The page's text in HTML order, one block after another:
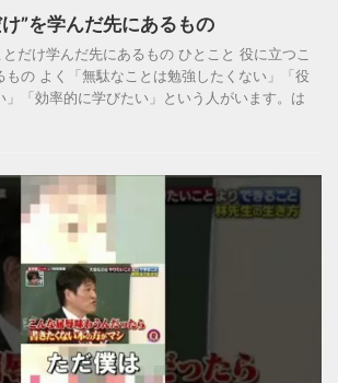
”を学んだ先にあるもの
だけ学んだ先にあるもの ひとこと 役に立つこ
もの よく「無駄なことは勉強したくない」「役
」「効率的に学びたい」という人がいます。は